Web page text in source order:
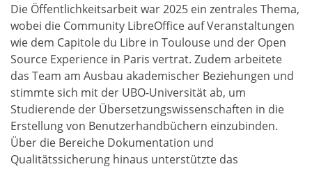
Die Öffentlichkeitsarbeit war 2025 ein zentrales Thema,
wobei die Community LibreOffice auf Veranstaltungen
wie dem Capitole du Libre in Toulouse und der Open
Source Experience in Paris vertrat. Zudem arbeitete
das Team am Ausbau akademischer Beziehungen und
stimmte sich mit der UBO-Universität ab, um
Studierende der Übersetzungswissenschaften in die
Erstellung von Benutzerhandbüchern einzubinden.
Über die Bereiche Dokumentation und
Qualitätssicherung hinaus unterstützte das